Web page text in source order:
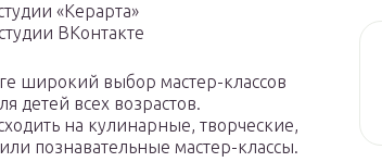
«Керарта»
ВКонтакте
широкий выбор мастер-классов
детей всех возрастов.
на кулинарные, творческие,
познавательные мастер-классы.